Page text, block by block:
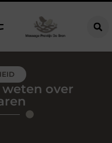
over